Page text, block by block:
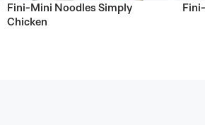
Fini-Mini Noodles Simply
Chicken